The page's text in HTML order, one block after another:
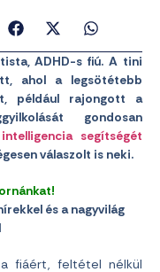
ADHD-s fiú. A tini
ahol a legsötétebb
például rajongott a
gondosan
segítségét
válaszolt is neki.
és a nagyvilág
fiáért, feltétel nélkül